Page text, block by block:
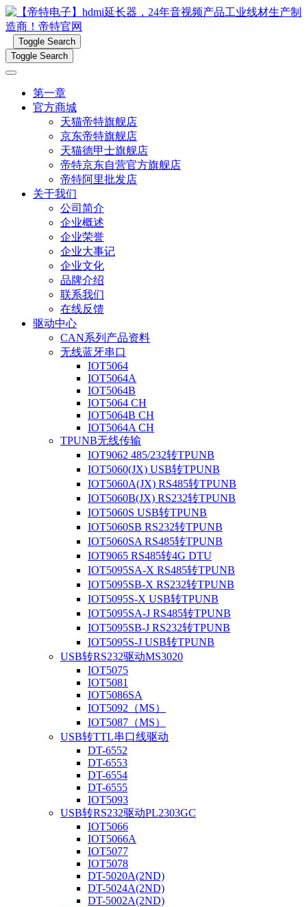
Toggle Search
Toggle Search
第一章
官方商城
天猫帝特旗舰店
京东帝特旗舰店
天猫德甲士旗舰店
帝特京东自营官方旗舰店
帝特阿里批发店
关于我们
公司简介
企业概述
企业荣誉
企业大事记
企业文化
品牌介绍
联系我们
在线反馈
驱动中心
CAN系列产品资料
无线蓝牙串口
IOT5064
IOT5064A
IOT5064B
IOT5064 CH
IOT5064B CH
IOT5064A CH
TPUNB无线传输
IOT9062 485/232转TPUNB
IOT5060(JX) USB转TPUNB
IOT5060A(JX) RS485转TPUNB
IOT5060B(JX) RS232转TPUNB
IOT5060S USB转TPUNB
IOT5060SB RS232转TPUNB
IOT5060SA RS485转TPUNB
IOT9065 RS485转4G DTU
IOT5095SA-X RS485转TPUNB
IOT5095SB-X RS232转TPUNB
IOT5095S-X USB转TPUNB
IOT5095SA-J RS485转TPUNB
IOT5095SB-J RS232转TPUNB
IOT5095S-J USB转TPUNB
USB转RS232驱动MS3020
IOT5075
IOT5081
IOT5086SA
IOT5092（MS）
IOT5087（MS）
USB转TTL串口线驱动
DT-6552
DT-6553
DT-6554
DT-6555
IOT5093
USB转RS232驱动PL2303GC
IOT5066
IOT5066A
IOT5077
IOT5078
DT-5020A(2ND)
DT-5024A(2ND)
DT-5002A(2ND)